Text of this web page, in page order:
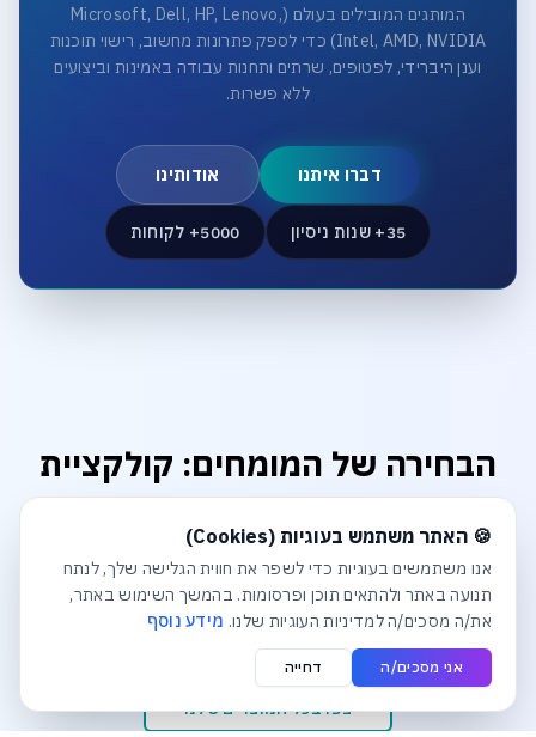
המותגים המובילים בעולם (Microsoft, Dell, HP, Lenovo,
Intel, AMD, NVIDIA) כדי לספק פתרונות מחשוב, רישוי תוכנות
וענן היברידי, לפטופים, שרתים ותחנות עבודה באמינות וביצועים
ללא פשרות.
דברו איתנו אודותינו
35+ שנות ניסיון 5000+ לקוחות
הבחירה של המומחים: קולקציית
הפרימיום
מוצרים שנבחרו בקפידה כדי להבטיח לכם ביצועים, אמינות
ואיכות ללא פשרות. דברו עם המומחים שלנו להתאמה אישית.
צפו בכל המוצרים שלנו
חלונית עוגיות נפתחה אוטומטית. לסגירה יש ללחוץ על כפתור
🍪 האתר משתמש בעוגיות (Cookies)
אנו משתמשים בעוגיות כדי לשפר את חווית הגלישה שלך, לנתח
תנועה באתר ולהתאים תוכן ופרסומות. בהמשך השימוש באתר,
את/ה מסכים/ה למדיניות העוגיות שלנו. מידע נוסף
אני מסכים/ה דחייה